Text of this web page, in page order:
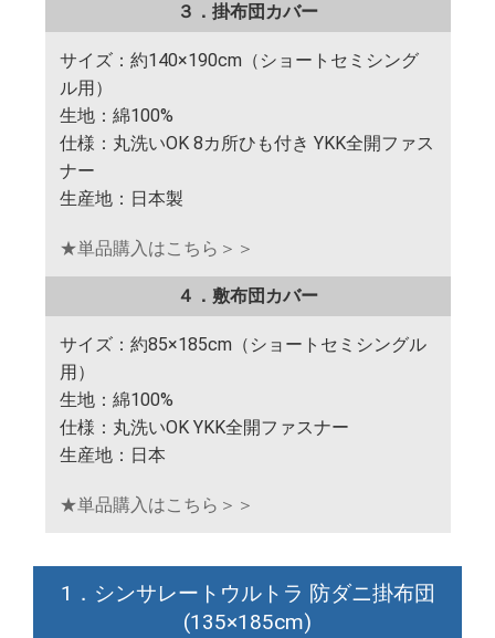
３．掛布団カバー
サイズ：約140×190cm（ショートセミシング
ル用）
生地：綿100%
仕様：丸洗いOK 8カ所ひも付き YKK全開ファス
ナー
生産地：日本製
★単品購入はこちら＞＞
４．敷布団カバー
サイズ：約85×185cm（ショートセミシングル
用）
生地：綿100%
仕様：丸洗いOK YKK全開ファスナー
生産地：日本
★単品購入はこちら＞＞
1．シンサレートウルトラ 防ダニ掛布団
(135×185cm)